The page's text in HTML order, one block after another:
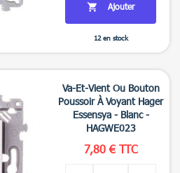
 Ajouter
12 en stock
Va-Et-Vient Ou Bouton
Poussoir À Voyant Hager
Essensya - Blanc -
HAGWE023
7,80 € TTC